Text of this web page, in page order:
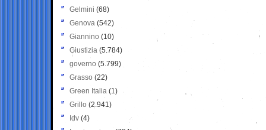
Gelmini (68)
Genova (542)
Giannino (10)
Giustizia (5.784)
governo (5.799)
Grasso (22)
Green Italia (1)
Grillo (2.941)
Idv (4)